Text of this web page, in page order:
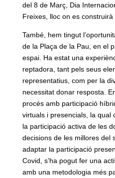
del 8 de Març, Dia
Freixes, lloc on es construirà
També, hem tingut
de la Plaça de la Pau, en el
espai. Ha estat una
reptadora, tant pels seus
representatius, com per la
necessitat donar resposta.
procés amb participació
virtuals i presencials, la qual
la participació activa de les
decisions de les millores del
adaptar la participació
Covid, s’ha pogut fer una
amb una metodologia més